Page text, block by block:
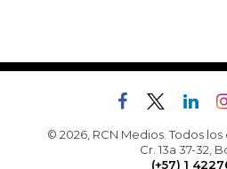
© 2026, RCN Medios. Todos
Cr. 13a 37-32,
(+57) 1